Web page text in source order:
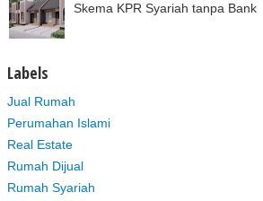
Skema KPR Syariah tanpa Bank
Labels
Jual Rumah
Perumahan Islami
Real Estate
Rumah Dijual
Rumah Syariah